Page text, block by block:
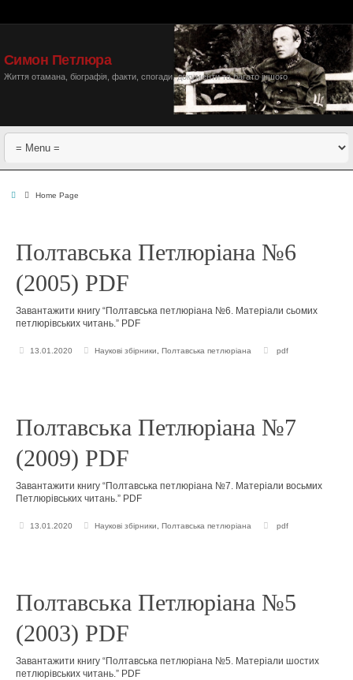
Симон Петлюра
Життя отамана, біографія, факти, спогади, документи та багато іншого
Home Page
Полтавська Петлюріана №6
(2005) PDF
Завантажити книгу “Полтавська петлюріана №6. Матеріали сьомих
петлюрівських читань.” PDF
13.01.2020 Наукові збірники ,Полтавська петлюріана pdf
Полтавська Петлюріана №7
(2009) PDF
Завантажити книгу “Полтавська петлюріана №7. Матеріали восьмих
Петлюрівських читань.” PDF
13.01.2020 Наукові збірники ,Полтавська петлюріана pdf
Полтавська Петлюріана №5
(2003) PDF
Завантажити книгу “Полтавська петлюріана №5. Матеріали шостих
петлюрівських читань.” PDF